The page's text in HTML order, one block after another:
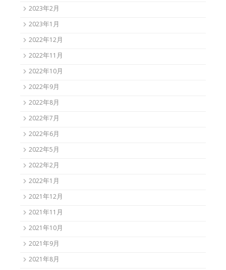
2023年2月
2023年1月
2022年12月
2022年11月
2022年10月
2022年9月
2022年8月
2022年7月
2022年6月
2022年5月
2022年2月
2022年1月
2021年12月
2021年11月
2021年10月
2021年9月
2021年8月